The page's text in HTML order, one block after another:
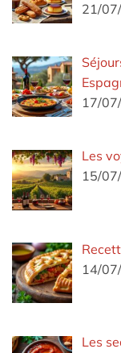
21/
17/
Les
15/
14/
Les